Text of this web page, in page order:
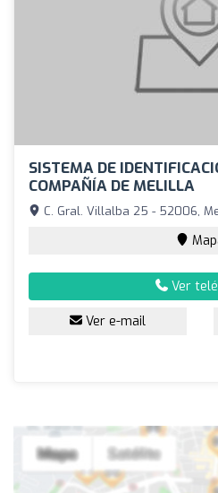
SISTEMA DE
COMPAÑÍA DE MELILLA
C. Gral. Villalba 25 - 52006,
Ver
Ver e-mail